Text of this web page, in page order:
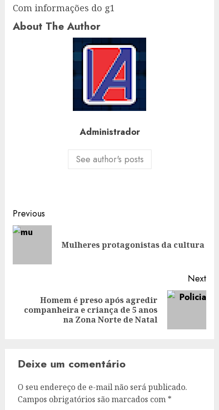
Com informações do g1
About The Author
Administrador
See author's posts
Post
navigation
Previous
Mulheres protagonistas da cultura
Next
Next
Homem é preso após agredir
companheira e criança de 5 anos
na Zona Norte de Natal
Deixe um comentário
O seu endereço de e-mail não será publicado.
Campos obrigatórios são marcados com *